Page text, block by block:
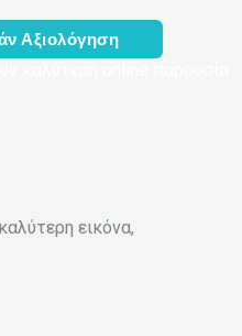
Αξιολόγηση
εικόνα,